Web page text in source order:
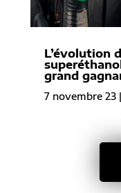
L’évolution
grand
7 novembre 23|